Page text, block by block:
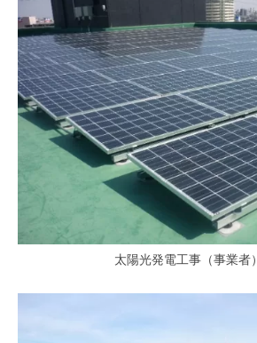
太陽光発電工事（事業者）